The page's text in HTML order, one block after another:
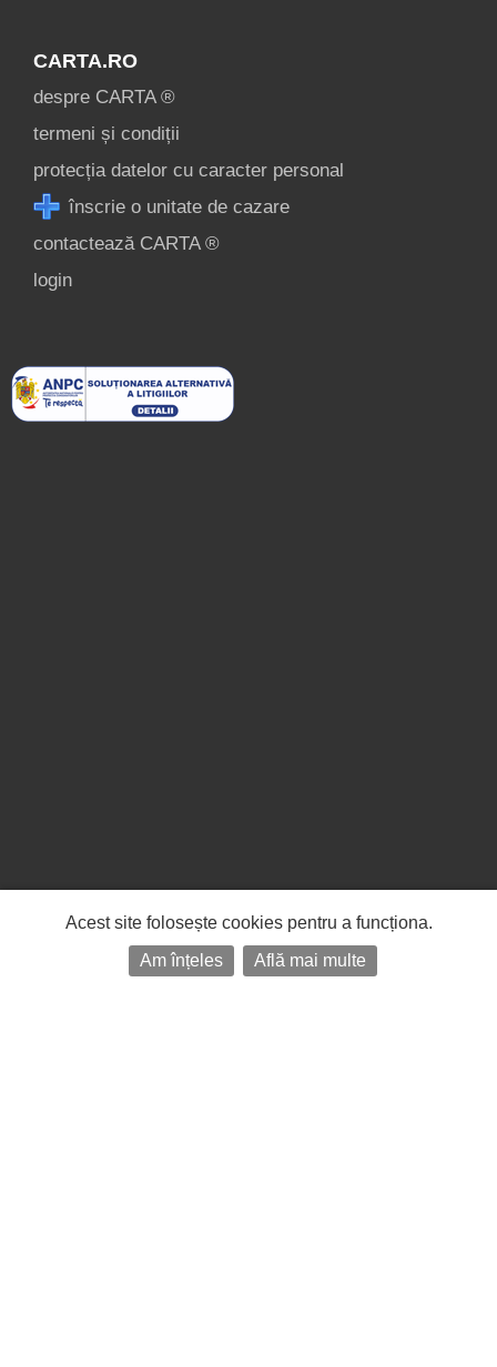
CARTA.RO
despre CARTA ®
termeni și condiții
protecția datelor cu caracter personal
înscrie o unitate de cazare
contactează CARTA ®
login
Acest site folosește cookies pentru a funcționa.
Am înțeles
Află mai multe